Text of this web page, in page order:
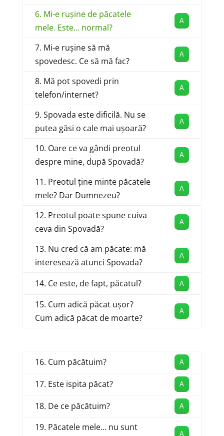
6. Mi-e rușine de păcatele
mele. Este… normal?
A
7. Mi-e rușine să mă
spovedesc. Ce să mă fac?
A
8. Mă pot spovedi prin
telefon/internet?
A
9. Spovada este dificilă. Nu se
putea găsi o cale mai ușoară?
A
10. Oare ce va gândi preotul
despre mine, după Spovadă?
A
11. Preotul ține minte păcatele
mele? Dar Dumnezeu?
A
12. Preotul poate spune cuiva
ceva din Spovadă?
A
13. Nu cred că am păcate: mă
interesează atunci Spovada?
A
14. Ce este, de fapt, păcatul? A
15. Cum adică păcat ușor?
Cum adică păcat de moarte?
A
16. Cum păcătuim? A
17. Este ispita păcat? A
18. De ce păcătuim? A
19. Păcatele mele… nu sunt
A